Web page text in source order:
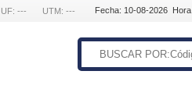
UF: --- UTM: --- Fecha: 10-08-2026